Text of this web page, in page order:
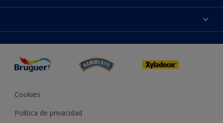
Contacta con nosotros
Productos
App Visualizer
Inspiración
Bruguer Color del año
Sostenibilidad Conceptos
Cookies
Política de privacidad